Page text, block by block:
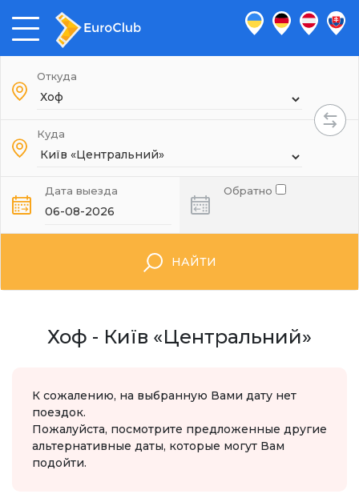
Откуда
Куда
Дата выезда Обратно
НАЙТИ
Хоф - Київ «Центральний»
К сожалению, на выбранную Вами дату нет
поездок.
Пожалуйста, посмотрите предложенные другие
альтернативные даты, которые могут Вам
подойти.